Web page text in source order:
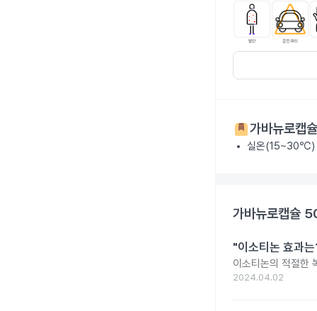
가바뉴로캡
실온(15~30℃)
가바뉴로캡슐
"이소티논 효과
이소티논의 적절한
2024.04.02